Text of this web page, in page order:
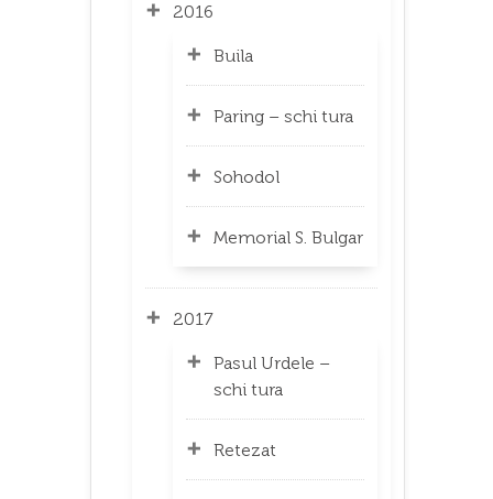
2016
Buila
Paring – schi tura
Sohodol
Memorial S. Bulgar
2017
Pasul Urdele –
schi tura
Retezat